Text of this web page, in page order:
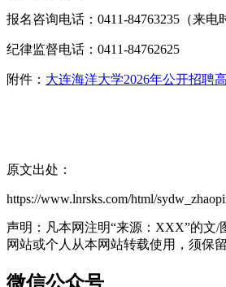
报名咨询电话：0411-84763235（来电
纪律监督电话：0411-84762625
附件： 大连海洋大学2026年公开招聘
原文出处：
https://www.lnrsks.com/html/
声明：凡本网注明“来源：XXX”的文/
网站或个人从本网站转载使用，须保
微信公众号